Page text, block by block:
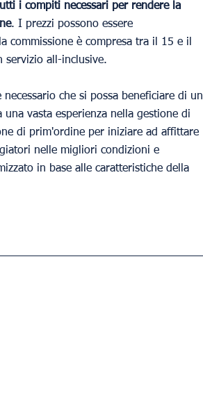
i compiti necessari per rendere la
. I prezzi possono essere
commissione è compresa tra il 15 e il
servizio all-inclusive.
che si possa beneficiare di un
vasta esperienza nella gestione di
di prim'ordine per iniziare ad affittare
nelle migliori condizioni e
in base alle caratteristiche della